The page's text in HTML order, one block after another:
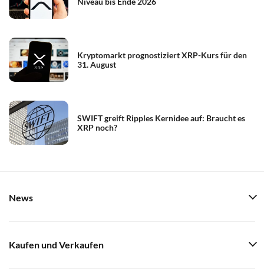
Kryptomarkt prognostiziert XRP-Kurs für den
31. August
SWIFT greift Ripples Kernidee auf: Braucht es
XRP noch?
News
Kaufen und Verkaufen